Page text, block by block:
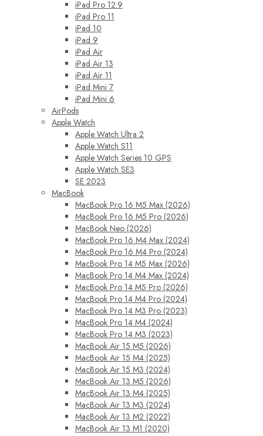
iPad Pro 12.9
iPad Pro 11
iPad 10
iPad 9
iPad Air
iPad Air 13
iPad Air 11
iPad Mini 7
iPad Mini 6
AirPods
Apple Watch
Apple Watch Ultra 2
Apple Watch S11
Apple Watch Series 10 GPS
Apple Watch SE3
SE 2023
MacBook
MacBook Pro 16 M5 Max (2026)
MacBook Pro 16 M5 Pro (2026)
MacBook Neo (2026)
MacBook Pro 16 M4 Max (2024)
MacBook Pro 16 M4 Pro (2024)
MacBook Pro 14 M5 Max (2026)
MacBook Pro 14 M4 Max (2024)
MacBook Pro 14 M5 Pro (2026)
MacBook Pro 14 M4 Pro (2024)
MacBook Pro 14 M3 Pro (2023)
MacBook Pro 14 M4 (2024)
MacBook Pro 14 M3 (2023)
MacBook Air 15 M5 (2026)
MacBook Air 15 M4 (2025)
MacBook Air 15 M3 (2024)
MacBook Air 13 M5 (2026)
MacBook Air 13 M4 (2025)
MacBook Air 13 M3 (2024)
MacBook Air 13 M2 (2022)
MacBook Air 13 M1 (2020)